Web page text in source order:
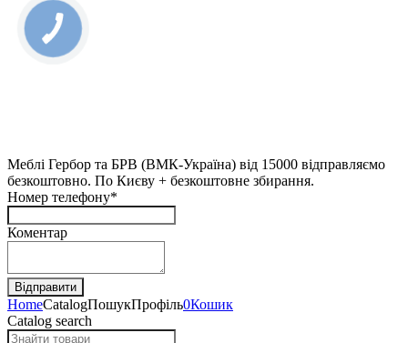
Меблі Гербор та БРВ (ВМК-Україна) від 15000 відправляємо
безкоштовно. По Києву + безкоштовне збирання.
Номер телефону*
Коментар
HomeCatalogПошукПрофіль0Кошик
Catalog search